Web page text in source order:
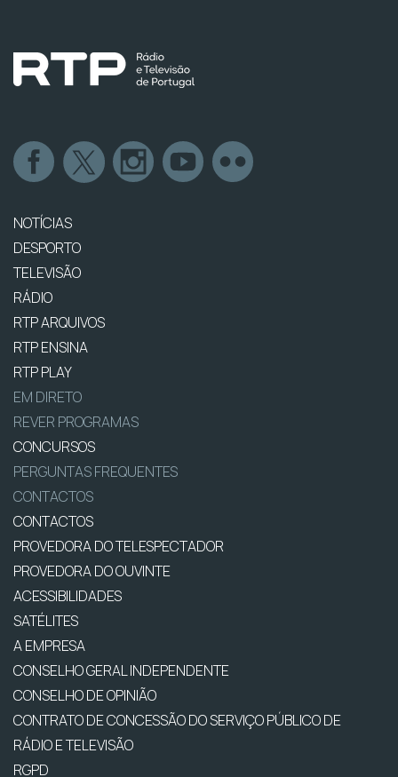
NOTÍCIAS
DESPORTO
TELEVISÃO
RÁDIO
RTP ARQUIVOS
RTP ENSINA
RTP PLAY
EM DIRETO
REVER PROGRAMAS
CONCURSOS
PERGUNTAS FREQUENTES
CONTACTOS
CONTACTOS
PROVEDORA DO TELESPECTADOR
PROVEDORA DO OUVINTE
ACESSIBILIDADES
SATÉLITES
A EMPRESA
CONSELHO GERAL INDEPENDENTE
CONSELHO DE OPINIÃO
CONTRATO DE CONCESSÃO DO SERVIÇO PÚBLICO DE
RÁDIO E TELEVISÃO
RGPD